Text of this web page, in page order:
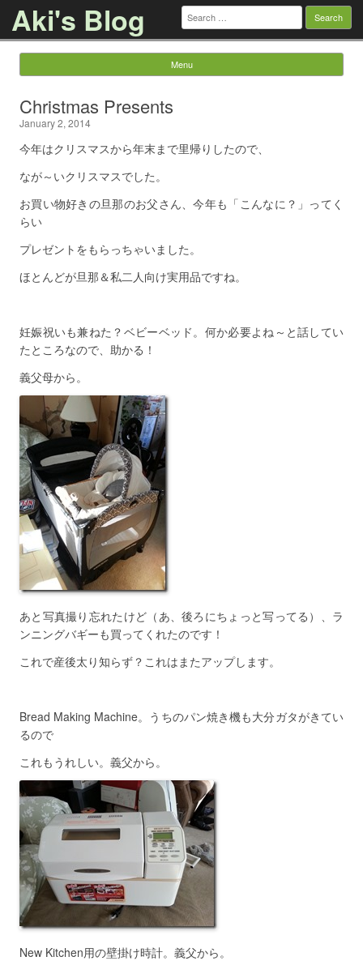
Aki's Blog Search
for:
Menu
Christmas Presents
January 2, 2014
今年はクリスマスから年末まで里帰りしたので、
なが～いクリスマスでした。
お買い物好きの旦那のお父さん、今年も「こんなに？」ってく
らい
プレゼントをもらっちゃいました。
ほとんどが旦那＆私二人向け実用品ですね。
妊娠祝いも兼ねた？ベビーベッド。何か必要よね～と話してい
たところなので、助かる！
義父母から。
あと写真撮り忘れたけど（あ、後ろにちょっと写ってる）、ラ
ンニングバギーも買ってくれたのです！
これで産後太り知らず？これはまたアップします。
Bread Making Machine。うちのパン焼き機も大分ガタがきてい
るので
これもうれしい。義父から。
New Kitchen用の壁掛け時計。義父から。